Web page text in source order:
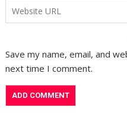
Save my name, email, and
next time I comment.